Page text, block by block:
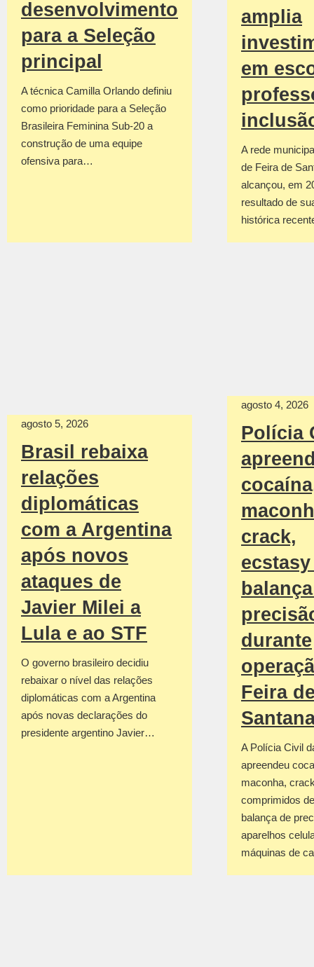
desenvolvimento
para a Seleção
principal
A técnica Camilla Orlando definiu
como prioridade para a Seleção
Brasileira Feminina Sub-20 a
construção de uma equipe
ofensiva para…
amplia
em
A rede
de Feira de
alcançou, em
resultado de
histórica
agosto 5, 2026
Brasil rebaixa
relações
diplomáticas
com a Argentina
após novos
ataques de
Javier Milei a
Lula e ao STF
O governo brasileiro decidiu
rebaixar o nível das relações
diplomáticas com a Argentina
após novas declarações do
presidente argentino Javier…
agosto 4, 2026
Polícia
crack,
ecstasy
durante
Feira
A Polícia Civil
apreendeu
maconha,
comprimidos
balança de
aparelhos
máquinas de